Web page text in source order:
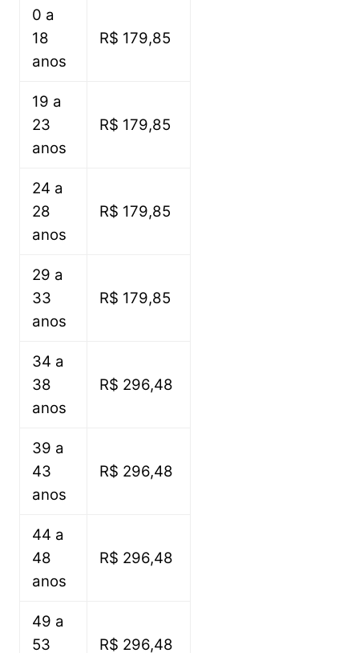
0 a
18
anos
R$ 179,85
19 a
23
anos
R$ 179,85
24 a
28
anos
R$ 179,85
29 a
33
anos
R$ 179,85
34 a
38
anos
R$ 296,48
39 a
43
anos
R$ 296,48
44 a
48
anos
R$ 296,48
49 a
53
R$ 296,48